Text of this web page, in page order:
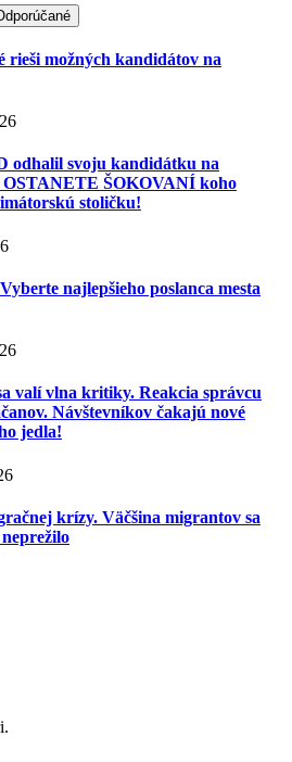
rieši možných kandidátov na
odhalil svoju kandidátku na
ŠOKOVANÍ koho
stoličku!
najlepšieho poslanca mesta
valí vlna kritiky. Reakcia správcu
Návštevníkov čakajú nové
jedla!
krízy. Väčšina migrantov sa